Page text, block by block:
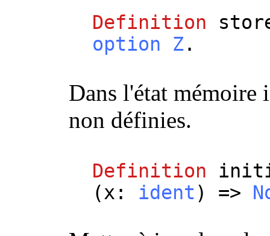
Definition
option
Z.
Dans l'état mémoire
non définies.
Definition
(x : ident) =>